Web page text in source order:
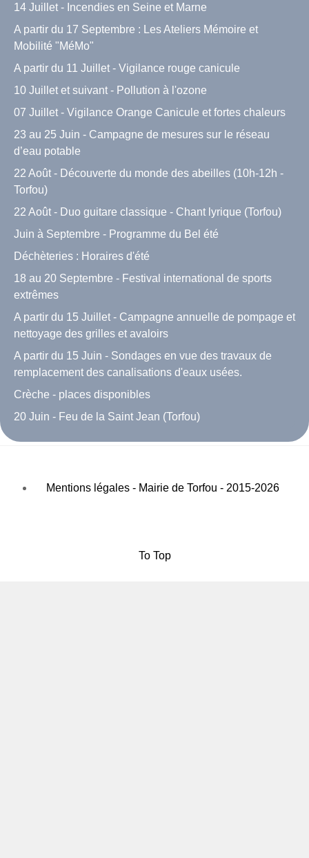
14 Juillet - Incendies en Seine et Marne
A partir du 17 Septembre : Les Ateliers Mémoire et
Mobilité "MéMo"
A partir du 11 Juillet - Vigilance rouge canicule
10 Juillet et suivant - Pollution à l'ozone
07 Juillet - Vigilance Orange Canicule et fortes chaleurs
23 au 25 Juin - Campagne de mesures sur le réseau
d’eau potable
22 Août - Découverte du monde des abeilles (10h-12h -
Torfou)
22 Août - Duo guitare classique - Chant lyrique (Torfou)
Juin à Septembre - Programme du Bel été
Déchèteries : Horaires d'été
18 au 20 Septembre - Festival international de sports
extrêmes
A partir du 15 Juillet - Campagne annuelle de pompage et
nettoyage des grilles et avaloirs
A partir du 15 Juin - Sondages en vue des travaux de
remplacement des canalisations d'eaux usées.
Crèche - places disponibles
20 Juin - Feu de la Saint Jean (Torfou)
Mentions légales - Mairie de Torfou - 2015-2026
To Top